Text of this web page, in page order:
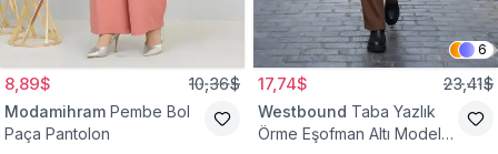
8,89$ 10,36$
Modamihram Pembe Bol
Paça Pantolon
6
17,74$ 23,41$
Westbound Taba Yazlık
Örme Eşofman Altı Model